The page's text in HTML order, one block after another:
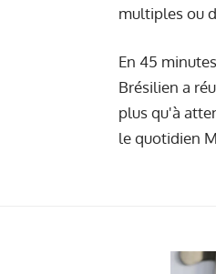
multiples ou
En 45
Brésilien a
plus qu'à
le quotidien